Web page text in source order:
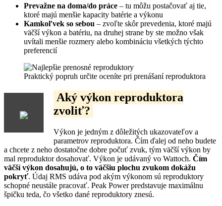
Prevažne na doma/do práce – tu môžu postačovať aj tie,
ktoré majú menšie kapacity batérie a výkonu
Kamkoľvek so sebou – zvoľte skôr prevedenia, ktoré majú
väčší výkon a batériu, na druhej strane by ste možno však
uvítali menšie rozmery alebo kombináciu všetkých týchto
preferencií
Praktický popruh určite oceníte pri prenášaní reproduktora
Aký výkon reproduktora
zvoliť?
Výkon je jedným z dôležitých ukazovateľov a
parametrov reproduktora. Čím ďalej od neho budete
a chcete z neho dostatočne dobre počuť zvuk, tým väčší výkon by
mal reproduktor dosahovať. Výkon je udávaný vo Wattoch. Čím
väčší výkon dosahujú, o to väčšiu plochu zvukom dokážu
pokryť. Údaj RMS udáva pod akým výkonom sú reproduktory
schopné neustále pracovať. Peak Power predstavuje maximálnu
špičku teda, čo všetko dané reproduktory znesú.